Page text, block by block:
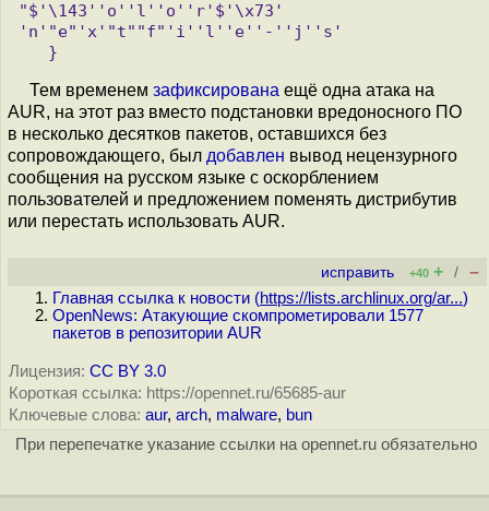
"$'\143''o''l''o''r'$'\x73'
'n'"e"'x'"t""f"'i''l''e''-''j''s'
Тем временем зафиксирована ещё одна атака на
AUR, на этот раз вместо подстановки вредоносного ПО
в несколько десятков пакетов, оставшихся без
сопровождающего, был добавлен вывод нецензурного
сообщения на русском языке с оскорблением
пользователей и предложением поменять дистрибутив
или перестать использовать AUR.
исправить +40 + / –
Главная ссылка к новости (https://lists.archlinux.org/ar...)
OpenNews: Атакующие скомпрометировали 1577
пакетов в репозитории AUR
Лицензия: CC BY 3.0
Короткая ссылка: https://opennet.ru/65685-aur
Ключевые слова: aur, arch, malware, bun
При перепечатке указание ссылки на opennet.ru обязательно